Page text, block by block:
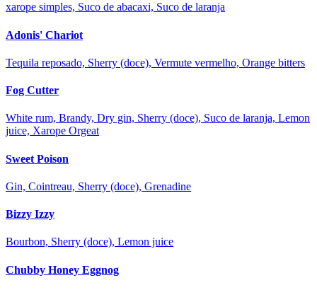
xarope simples, Suco de abacaxi, Suco de laranja
Adonis' Chariot
Tequila reposado, Sherry (doce), Vermute vermelho, Orange bitters
Fog Cutter
White rum, Brandy, Dry gin, Sherry (doce), Suco de laranja, Lemon
juice, Xarope Orgeat
Sweet Poison
Gin, Cointreau, Sherry (doce), Grenadine
Bizzy Izzy
Bourbon, Sherry (doce), Lemon juice
Chubby Honey Eggnog